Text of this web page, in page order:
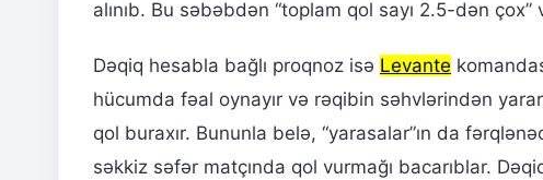
alınıb. Bu səbəbdən “toplam qol sayı 2.5-dən
Dəqiq hesabla bağlı proqnoz isə Levante
hücumda fəal oynayır və rəqibin səhvlərindən
qol buraxır. Bununla belə, “yarasalar”ın da
səkkiz səfər matçında qol vurmağı bacarıblar.